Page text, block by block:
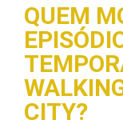
QUEM
CITY?